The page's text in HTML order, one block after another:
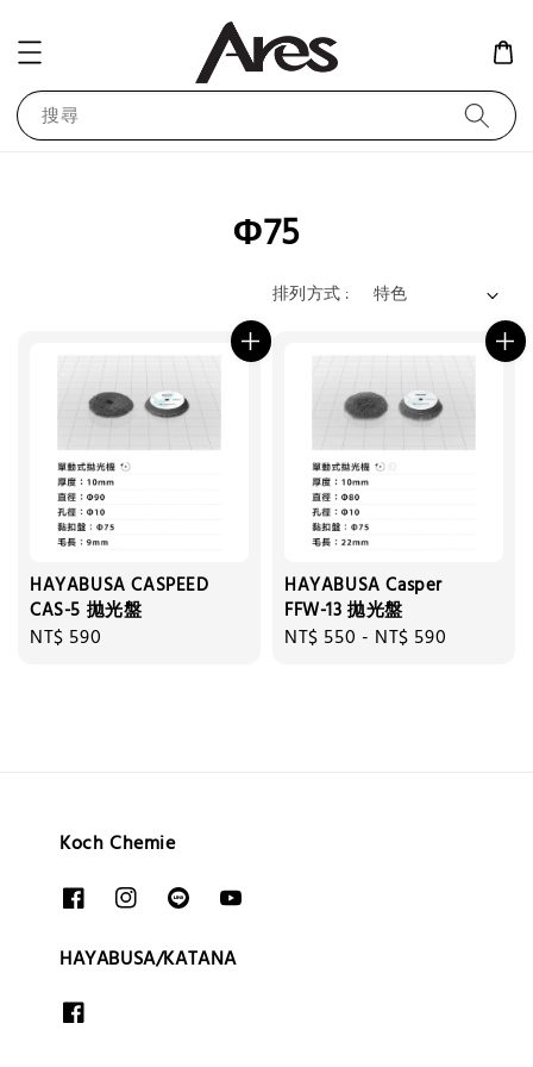
搜尋
Φ75
排列方式 :
HAYABUSA CASPEED
CAS-5 拋光盤
Regular
NT$ 590
HAYABUSA Casper
FFW-13 拋光盤
Regular
NT$ 550 - NT$ 590
Koch Chemie
HAYABUSA/KATANA